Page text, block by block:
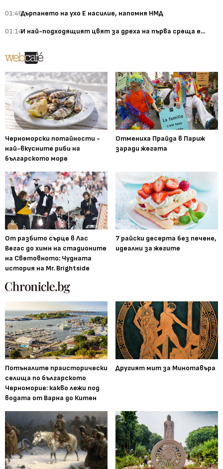
01:46Дърпането на ухо Е насилие, напомня НМД
01:14И най-подходящият цвят за дреха на първа среща е...
Черноморски потайности -
най-вкусните риби на
българското море
Отмениха Прайда в Париж
заради жегата
От разбито сърце в Лас
Вегас до химн на стадионите
на Световното: Чудната
история на Mr. Brightside
7 райски десерта без печене,
идеални за жегите
Потъналите праисторически
селища по българското
Черноморие: какво лежи под
водата от Варна до Китен
Другият мит за Минотавъра